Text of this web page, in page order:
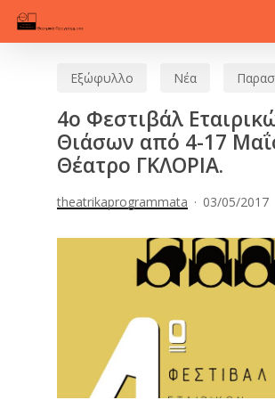
Skip
Εξώφυλλο Νέα
4ο Φεστιβάλ
Θιάσων από 4-17
Θέατρο ΓΚΛΟΡΙΑ.
theatrikaprogrammata 03/05/2017